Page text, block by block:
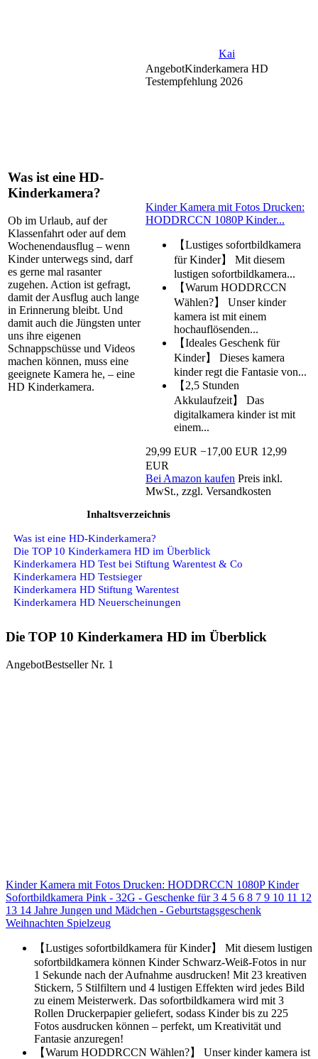
Kai
Was ist eine HD-
Kinderkamera?
Ob im Urlaub, auf der
Klassenfahrt oder auf dem
Wochenendausflug – wenn
Kinder unterwegs sind, darf
es gerne mal rasanter
zugehen. Action ist gefragt,
damit der Ausflug auch lange
in Erinnerung bleibt. Und
damit auch die Jüngsten unter
uns ihre eigenen
Schnappschüsse und Videos
machen können, muss eine
geeignete Kamera he, – eine
HD Kinderkamera.
AngebotKinderkamera HD
Testempfehlung 2026
Kinder Kamera mit Fotos Drucken:
HODDRCCN 1080P Kinder...
【Lustiges sofortbildkamera
für Kinder】 Mit diesem
lustigen sofortbildkamera...
【Warum HODDRCCN
Wählen?】 Unser kinder
kamera ist mit einem
hochauflösenden...
【Ideales Geschenk für
Kinder】 Dieses kamera
kinder regt die Fantasie von...
【2,5 Stunden
Akkulaufzeit】 Das
digitalkamera kinder ist mit
einem...
29,99 EUR −17,00 EUR 12,99
EUR
Bei Amazon kaufen Preis inkl.
MwSt., zzgl. Versandkosten
Inhaltsverzeichnis
Was ist eine HD-Kinderkamera?
Die TOP 10 Kinderkamera HD im Überblick
Kinderkamera HD Test bei Stiftung Warentest & Co
Kinderkamera HD Testsieger
Kinderkamera HD Stiftung Warentest
Kinderkamera HD Neuerscheinungen
Die TOP 10 Kinderkamera HD im Überblick
AngebotBestseller Nr. 1
Kinder Kamera mit Fotos Drucken: HODDRCCN 1080P Kinder
Sofortbildkamera Pink - 32G - Geschenke für 3 4 5 6 8 7 9 10 11 12
13 14 Jahre Jungen und Mädchen - Geburtstagsgeschenk
Weihnachten Spielzeug
【Lustiges sofortbildkamera für Kinder】 Mit diesem lustigen
sofortbildkamera können Kinder Schwarz-Weiß-Fotos in nur
1 Sekunde nach der Aufnahme ausdrucken! Mit 23 kreativen
Stickern, 5 Stilfiltern und 4 lustigen Effekten wird jedes Bild
zu einem Meisterwerk. Das sofortbildkamera wird mit 3
Rollen Druckerpapier geliefert, sodass Kinder bis zu 225
Fotos ausdrucken können – perfekt, um Kreativität und
Fantasie anzuregen!
【Warum HODDRCCN Wählen?】 Unser kinder kamera ist